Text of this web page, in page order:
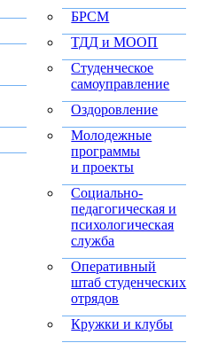
БРСМ
ТДД и МООП
Студенческое
самоуправление
Оздоровление
Молодежные
программы
и проекты
Социально-
педагогическая и
психологическая
служба
Оперативный
штаб студенческих
отрядов
Кружки и клубы